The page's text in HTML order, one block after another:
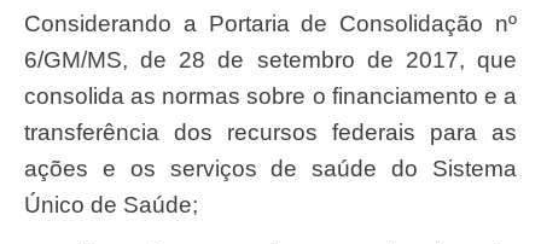
Considerando a Portaria de Consolidação nº
6/GM/MS, de 28 de setembro de 2017, que
consolida as normas sobre o financiamento e a
transferência dos recursos federais para as
ações e os serviços de saúde do Sistema
Único de Saúde;